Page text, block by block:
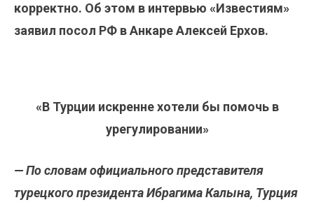
корректно. Об этом в интервью «‎Известиям»‎
заявил посол РФ в Анкаре Алексей Ерхов.
«‎‎В Турции искренне хотели бы помочь в
урегулировании»
— По словам официального представителя
турецкого президента Ибрагима Калына, Турция